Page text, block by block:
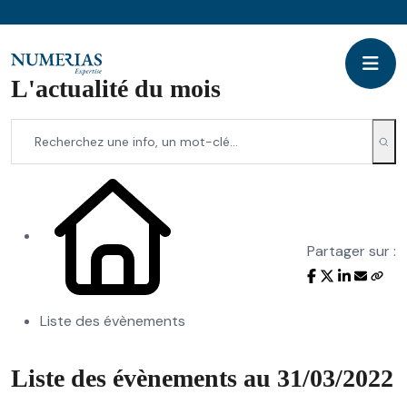
L'actualité du mois
Liste des évènements
Partager sur :
Liste des évènements au 31/03/2022